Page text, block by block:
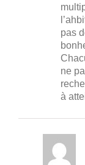
pas
ne
à